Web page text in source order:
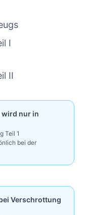
I
II
wird nur in
Teil 1
bei der
Verschrottung